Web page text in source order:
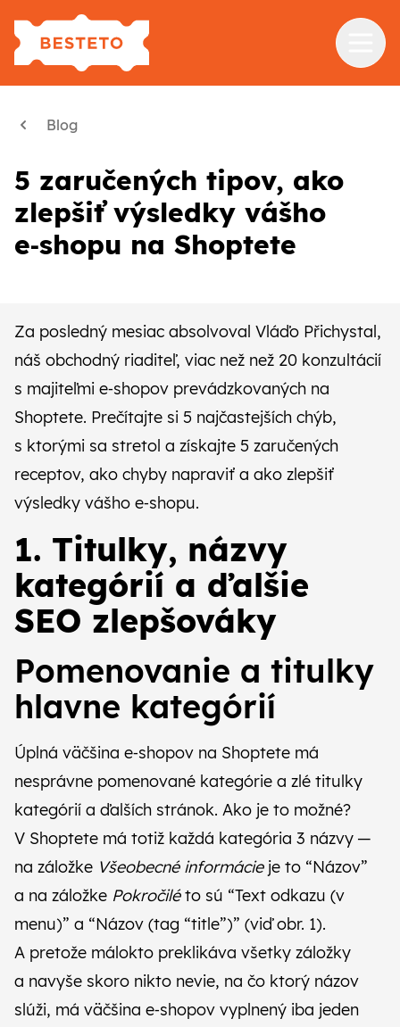
Referencie
Blog
CZ
Blog
5 zaručených tipov, ako
zlepšiť výsledky vášho
e‑shopu na Shoptete
Za posledný mesiac absolvoval Vláďo Přichystal,
náš obchodný riaditeľ, viac než než 20 konzultácií
s majiteľmi e‑shopov prevádzkovaných na
Shoptete. Prečítajte si 5 najčastejších chýb,
s ktorými sa stretol a získajte 5 zaručených
receptov, ako chyby napraviť a ako zlepšiť
výsledky vášho e‑shopu.
1. Titulky, názvy
kategórií a ďalšie
SEO zlepšováky
Pomenovanie a titulky
hlavne kategórií
Úplná väčšina e‑shopov na Shoptete má
nesprávne pomenované kategórie a zlé titulky
kategórií a ďalších stránok. Ako je to možné?
V Shoptete má totiž každá kategória 3 názvy —
na záložke Všeobecné informácieje to “Názov”
a na záložke Pokročiléto sú “Text odkazu (v
menu)” a “Názov (tag “title”)” (viď obr. 1).
A pretože málokto preklikáva všetky záložky
a navyše skoro nikto nevie, na čo ktorý názov
slúži, má väčšina e‑shopov vyplnený iba jeden